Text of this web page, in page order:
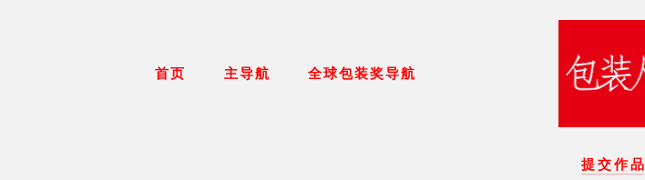
首页 主导航 全球包装奖导航
提 交 作 品